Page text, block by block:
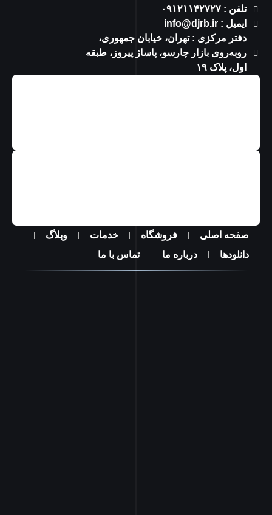
تلفن : ۰۹۱۲۱۱۴۲۷۲۷
ایمیل : info@djrb.ir
دفتر مرکزی : تهران، خیابان جمهوری،
روبه‌روی بازار چارسو، پاساژ پیروز، طبقه
اول، پلاک ۱۹
صفحه اصلی فروشگاه خدمات
وبلاگ
دانلودها
درباره ما تماس با ما